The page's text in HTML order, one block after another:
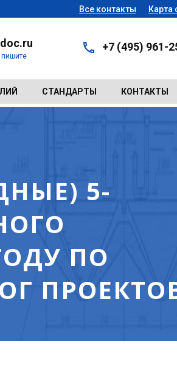
Все контакты Карта
+7 (495) 961-
СТАНДАРТЫ КОНТАКТЫ
5-
ПО